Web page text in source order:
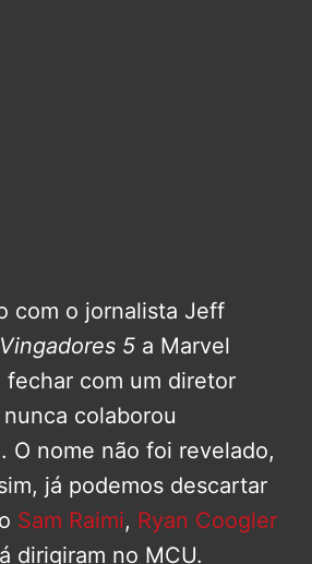
com o jornalista Jeff
Vingadores 5 a Marvel
fechar com um diretor
colaborou
O nome não foi revelado,
já podemos descartar
Sam Raimi, Ryan Coogler
dirigiram no MCU.